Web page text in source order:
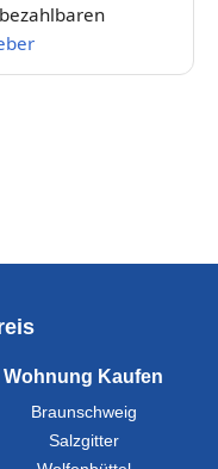
Wohnung Kaufen
Braunschweig
Salzgitter